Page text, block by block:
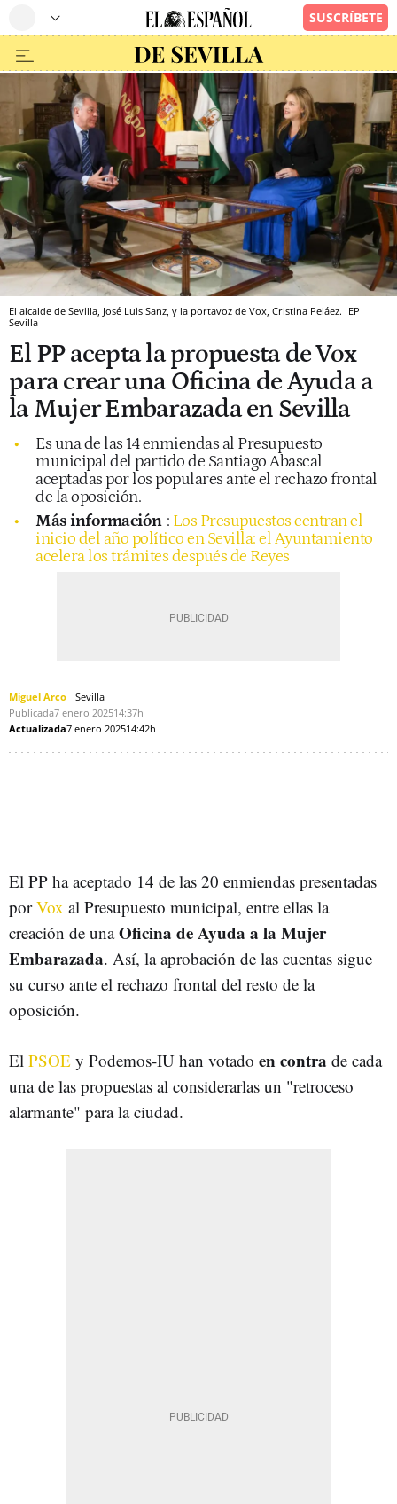
El alcalde de Sevilla, José Luis Sanz, y la portavoz de Vox, Cristina Peláez. EP
Sevilla
El PP acepta la propuesta de Vox
para crear una Oficina de Ayuda a
la Mujer Embarazada en Sevilla
Es una de las 14 enmiendas al Presupuesto
municipal del partido de Santiago Abascal
aceptadas por los populares ante el rechazo frontal
de la oposición.
Más información : Los Presupuestos centran el
inicio del año político en Sevilla: el Ayuntamiento
acelera los trámites después de Reyes
Miguel Arco
Sevilla
Publicada7 enero 202514:37h
Actualizada7 enero 202514:42h
El PP ha aceptado 14 de las 20 enmiendas presentadas
porVox al Presupuesto municipal, entre ellas la
creación de unaOficina de Ayuda a la Mujer
Embarazada. Así, la aprobación de las cuentas sigue
su curso ante el rechazo frontal del resto de la
oposición.
El PSOE y Podemos-IU han votado en contra de cada
una de las propuestas al considerarlas un "retroceso
alarmante" para la ciudad.